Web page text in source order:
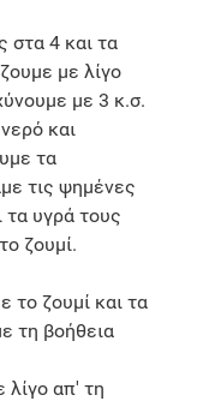
στα 4 και τα
με λίγο
με 3 κ.σ.
και
τα
τις ψημένες
τα υγρά τους
ζουμί.
ζουμί και τα
τη βοήθεια
λίγο απ' τη